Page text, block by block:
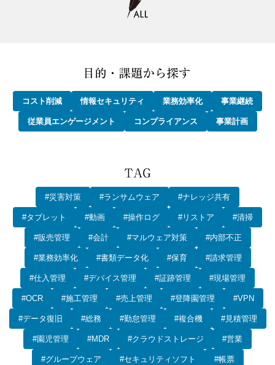
コスト削減 情報セキュリティ 業務効率化 事業継続
従業員エンゲージメント コンプライアンス 事業計画
#災害対策 #ランサムウェア #ナレッジ共有
#タブレット #動画 #操作ログ #リストア #清掃
#販売管理 #会計 #マルウェア対策 #内部不正
#業務効率化 #書類データ化 #保育 #請求管理
#仕入管理 #デバイス管理 #証跡管理 #現場管理
#OCR #施工管理 #売上管理 #登降園管理 #VPN
#データ復旧 #総務 #勤怠管理 #複合機 #見積管理
#園児管理 #MDR #クラウドストレージ #営業
#グループウェア #セキュリティソフト #帳票